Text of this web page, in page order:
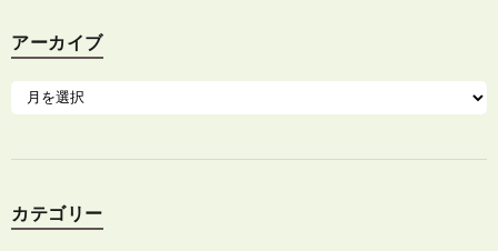
アーカイブ
カテゴリー